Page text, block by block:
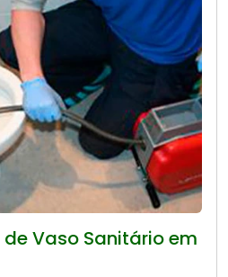
Vaso Sanitário em